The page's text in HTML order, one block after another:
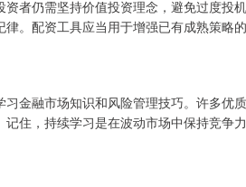
者仍需坚持价值投资理念，避免过度投
。配资工具应当用于增强已有成熟策略
金融市场知识和风险管理技巧。许多优
住，持续学习是在波动市场中保持竞争力